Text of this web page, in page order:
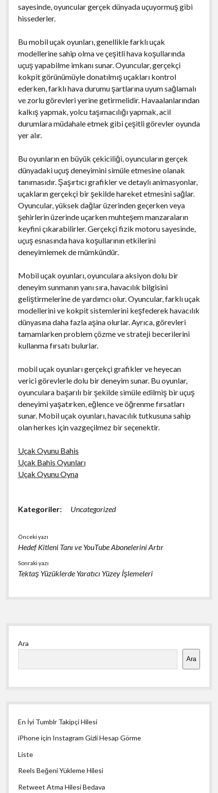
sayesinde, oyuncular gerçek dünyada uçuyormuş gibi
hissederler.
Bu mobil uçak oyunları, genellikle farklı uçak
modellerine sahip olma ve çeşitli hava koşullarında
uçuş yapabilme imkanı sunar. Oyuncular, gerçekçi
kokpit görünümüyle donatılmış uçakları kontrol
ederken, farklı hava durumu şartlarına uyum sağlamalı
ve zorlu görevleri yerine getirmelidir. Havaalanlarından
kalkış yapmak, yolcu taşımacılığı yapmak, acil
durumlara müdahale etmek gibi çeşitli görevler oyunda
yer alır.
Bu oyunların en büyük çekiciliği, oyuncuların gerçek
dünyadaki uçuş deneyimini simüle etmesine olanak
tanımasıdır. Şaşırtıcı grafikler ve detaylı animasyonlar,
uçakların gerçekçi bir şekilde hareket etmesini sağlar.
Oyuncular, yüksek dağlar üzerinden geçerken veya
şehirlerin üzerinde uçarken muhteşem manzaraların
keyfini çıkarabilirler. Gerçekçi fizik motoru sayesinde,
uçuş esnasında hava koşullarının etkilerini
deneyimlemek de mümkündür.
Mobil uçak oyunları, oyunculara aksiyon dolu bir
deneyim sunmanın yanı sıra, havacılık bilgisini
geliştirmelerine de yardımcı olur. Oyuncular, farklı uçak
modellerini ve kokpit sistemlerini keşfederek havacılık
dünyasına daha fazla aşina olurlar. Ayrıca, görevleri
tamamlarken problem çözme ve strateji becerilerini
kullanma fırsatı bulurlar.
mobil uçak oyunları gerçekçi grafikler ve heyecan
verici görevlerle dolu bir deneyim sunar. Bu oyunlar,
oyunculara başarılı bir şekilde simüle edilmiş bir uçuş
deneyimi yaşatırken, eğlence ve öğrenme fırsatları
sunar. Mobil uçak oyunları, havacılık tutkusuna sahip
olan herkes için vazgeçilmez bir seçenektir.
Uçak Oyunu Bahis
Uçak Bahis Oyunları
Uçak Oyunu Oyna
Kategoriler: Uncategorized
Önceki yazı
Hedef Kitleni Tanı ve YouTube Abonelerini Artır
Sonraki yazı
Tektaş Yüzüklerde Yaratıcı Yüzey İşlemeleri
Yan
Menü
Ara
Ara
En İyi Tumblr Takipçi Hilesi
iPhone için Instagram Gizli Hesap Görme
Liste
Reels Beğeni Yükleme Hilesi
Retweet Atma Hilesi Bedava